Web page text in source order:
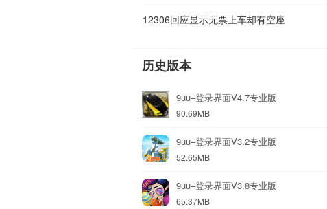
12306回应显示无票上车却有空座
历史版本
9uu–登录界面V4.7专业版
90.69MB
9uu–登录界面V3.2专业版
52.65MB
9uu–登录界面V3.8专业版
65.37MB